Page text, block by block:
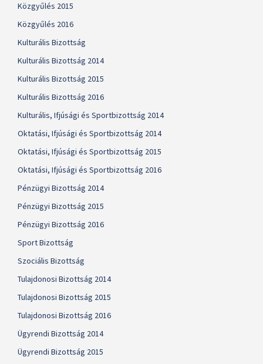
Közgyűlés 2015
Közgyűlés 2016
Kulturális Bizottság
Kulturális Bizottság 2014
Kulturális Bizottság 2015
Kulturális Bizottság 2016
Kulturális, Ifjúsági és Sportbizottság 2014
Oktatási, Ifjúsági és Sportbizottság 2014
Oktatási, Ifjúsági és Sportbizottság 2015
Oktatási, Ifjúsági és Sportbizottság 2016
Pénzügyi Bizottság 2014
Pénzügyi Bizottság 2015
Pénzügyi Bizottság 2016
Sport Bizottság
Szociális Bizottság
Tulajdonosi Bizottság 2014
Tulajdonosi Bizottság 2015
Tulajdonosi Bizottság 2016
Ügyrendi Bizottság 2014
Ügyrendi Bizottság 2015